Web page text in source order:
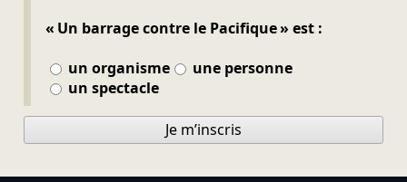
« Un barrage contre le Pacifique » est :
un organisme
une personne
un spectacle
Je m’inscris